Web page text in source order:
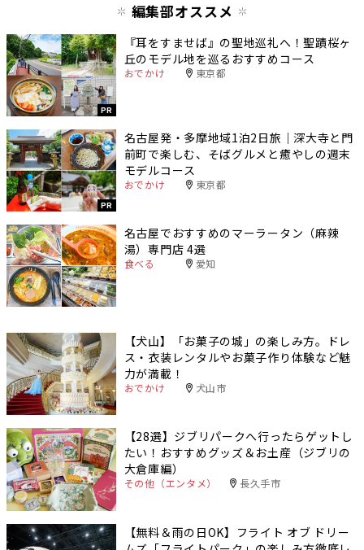
編集部オススメ
PR
『耳をすませば』の聖地巡礼へ！聖蹟桜ヶ
丘のモデル地を巡るおすすめコース
おでかけ 東京都
PR
名古屋発・多摩地域1泊2日旅｜深大寺と門
前町で楽しむ、そばグルメと癒やしの週末
モデルコース
おでかけ 東京都
名古屋でおすすめのマーラータン（麻辣
湯）専門店 4選
食べる 愛知
【犬山】「お菓子の城」の楽しみ方。ドレ
ス・衣装レンタルやお菓子作り体験など魅
力が満載！
おでかけ 犬山市
【28選】ジブリパークへ行ったらゲットし
たい！おすすめグッズ＆お土産（ジブリの
大倉庫編）
その他（エンタメ） 長久手市
【無料＆雨の日OK】フライト オブ ドリー